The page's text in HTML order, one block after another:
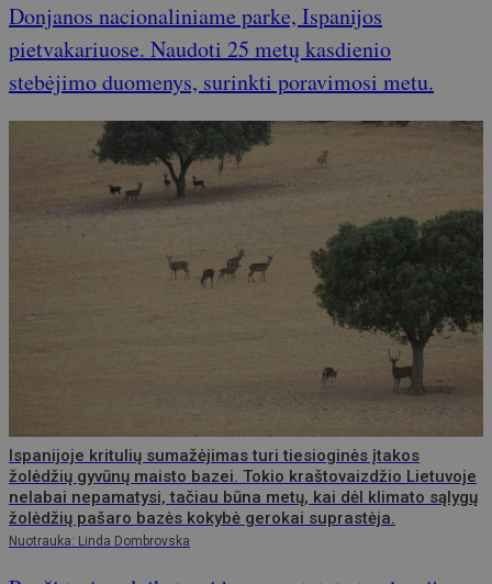
Donjanos nacionaliniame parke, Ispanijos
pietvakariuose. Naudoti 25 metų kasdienio
stebėjimo duomenys, surinkti poravimosi metu.
Ispanijoje kritulių sumažėjimas turi tiesioginės įtakos
žolėdžių gyvūnų maisto bazei. Tokio kraštovaizdžio Lietuvoje
nelabai nepamatysi, tačiau būna metų, kai dėl klimato sąlygų
žolėdžių pašaro bazės kokybė gerokai suprastėja.
Nuotrauka: Linda Dombrovska